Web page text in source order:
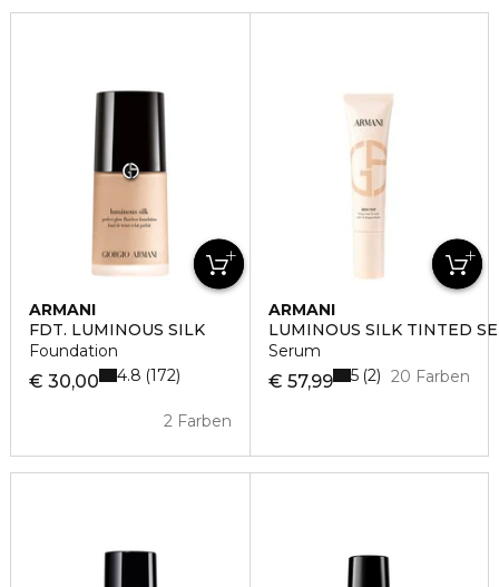
ARMANI
FDT. LUMINOUS SILK
Foundation
€ 30,00
2 Farben
4.8 172
ARMANI
LUMINOUS SILK TINTED
Serum
€ 57,99 20 Farben
5 2